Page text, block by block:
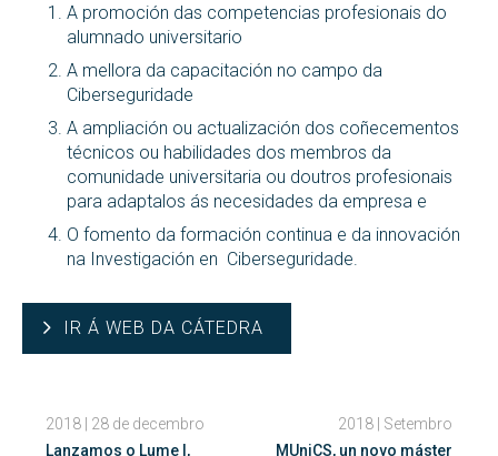
A promoción das competencias profesionais do
alumnado universitario
A mellora da capacitación no campo da
Ciberseguridade
A ampliación ou actualización dos coñecementos
técnicos ou habilidades dos membros da
comunidade universitaria ou doutros profesionais
para adaptalos ás necesidades da empresa e
O fomento da formación continua e da innovación
na Investigación en Ciberseguridade.
IR Á WEB DA CÁTEDRA
2018 | 28 de decembro
Lanzamos o Lume I,
2018 | Setembro
MUniCS, un novo máster